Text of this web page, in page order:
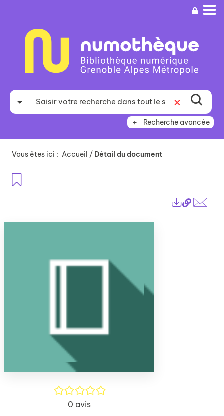
recherche
Recherche avancée
Vous êtes ici : Accueil / Détail du document
Lien
/5
0 avis